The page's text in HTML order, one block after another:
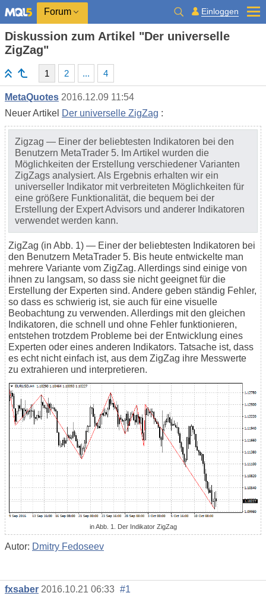
Forum Einloggen
Diskussion zum Artikel "Der universelle
ZigZag"
1 2 ... 4
MetaQuotes 2016.12.09 11:54
Neuer Artikel Der universelle ZigZag :
Zigzag — Einer der beliebtesten Indikatoren bei den
Benutzern MetaTrader 5. Im Artikel wurden die
Möglichkeiten der Erstellung verschiedener Varianten
ZigZags analysiert. Als Ergebnis erhalten wir ein
universeller Indikator mit verbreiteten Möglichkeiten für
eine größere Funktionalität, die bequem bei der
Erstellung der Expert Advisors und anderer Indikatoren
verwendet werden kann.
ZigZag (in Abb. 1) — Einer der beliebtesten Indikatoren bei
den Benutzern MetaTrader 5. Bis heute entwickelte man
mehrere Variante vom ZigZag. Allerdings sind einige von
ihnen zu langsam, so dass sie nicht geeignet für die
Erstellung der Experten sind. Andere geben ständig Fehler,
so dass es schwierig ist, sie auch für eine visuelle
Beobachtung zu verwenden. Allerdings mit den gleichen
Indikatoren, die schnell und ohne Fehler funktionieren,
entstehen trotzdem Probleme bei der Entwicklung eines
Experten oder eines anderen Indikators. Tatsache ist, dass
es echt nicht einfach ist, aus dem ZigZag ihre Messwerte
zu extrahieren und interpretieren.
in Abb. 1. Der Indikator ZigZag
Autor: Dmitry Fedoseev
fxsaber 2016.10.21 06:33 #1